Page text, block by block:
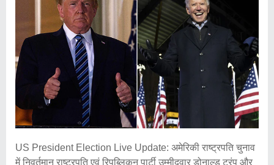
US President Election Live Update: अमेरिकी राष्ट्रपति चुनाव
में निवर्तमान राष्ट्रपति एवं रिपब्लिकन पार्टी उम्मीदवार डोनाल्ड ट्रंप और